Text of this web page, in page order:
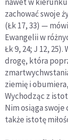
zachować swoje
(Łk 17, 33) —
Ewangelii w
Łk 9, 24; J 12,
drogę, która
ziemię i
Wychodząc z
Nim osiąga swoje
także istotę